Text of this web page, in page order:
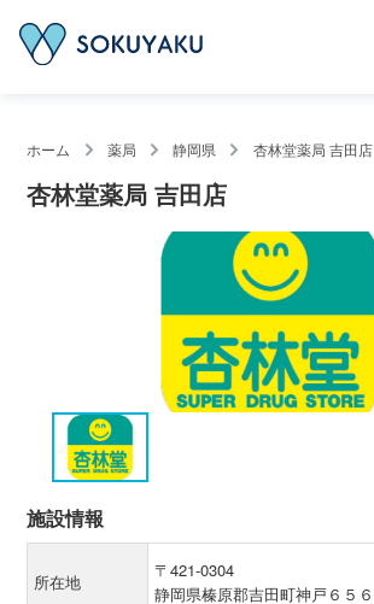
ホーム 薬局 静岡県 杏林堂薬局 吉田店
杏林堂薬局 吉田店
施設情報
所在地
〒421-0304
静岡県榛原郡吉田町神戸６５６